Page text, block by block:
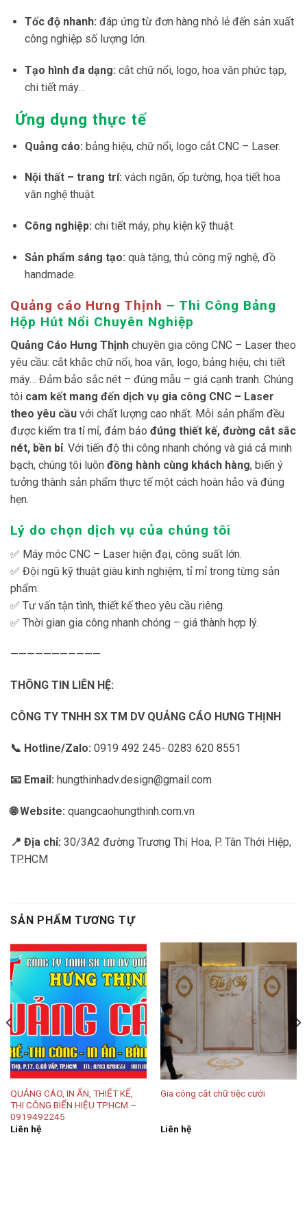
Tốc độ nhanh: đáp ứng từ đơn hàng nhỏ lẻ đến sản xuất
công nghiệp số lượng lớn.
Tạo hình đa dạng: cắt chữ nổi, logo, hoa văn phức tạp,
chi tiết máy…
Ứng dụng thực tế
Quảng cáo: bảng hiệu, chữ nổi, logo cắt CNC – Laser.
Nội thất – trang trí: vách ngăn, ốp tường, họa tiết hoa
văn nghệ thuật.
Công nghiệp: chi tiết máy, phụ kiện kỹ thuật.
Sản phẩm sáng tạo: quà tặng, thủ công mỹ nghệ, đồ
handmade.
Quảng cáo Hưng Thịnh – Thi Công Bảng
Hộp Hút Nổi Chuyên Nghiệp
Quảng Cáo Hưng Thịnh chuyên gia công CNC – Laser theo
yêu cầu: cắt khắc chữ nổi, hoa văn, logo, bảng hiệu, chi tiết
máy… Đảm bảo sắc nét – đúng mẫu – giá cạnh tranh. Chúng
tôi cam kết mang đến dịch vụ gia công CNC – Laser
theo yêu cầu với chất lượng cao nhất. Mỗi sản phẩm đều
được kiểm tra tỉ mỉ, đảm bảo đúng thiết kế, đường cắt sắc
nét, bền bỉ. Với tiến độ thi công nhanh chóng và giá cả minh
bạch, chúng tôi luôn đồng hành cùng khách hàng, biến ý
tưởng thành sản phẩm thực tế một cách hoàn hảo và đúng
hẹn.
Lý do chọn dịch vụ của chúng tôi
✅ Máy móc CNC – Laser hiện đại, công suất lớn.
✅ Đội ngũ kỹ thuật giàu kinh nghiệm, tỉ mỉ trong từng sản
phẩm.
✅ Tư vấn tận tình, thiết kế theo yêu cầu riêng.
✅ Thời gian gia công nhanh chóng – giá thành hợp lý.
———————————
THÔNG TIN LIÊN HỆ:
CÔNG TY TNHH SX TM DV QUẢNG CÁO HƯNG THỊNH
📞 Hotline/Zalo: 0919 492 245- 0283 620 8551
📧 Email: hungthinhadv.design@gmail.com
🌐 Website: quangcaohungthinh.com.vn
📍 Địa chỉ: 30/3A2 đường Trương Thị Hoa, P. Tân Thới Hiệp,
TP.HCM
SẢN PHẨM TƯƠNG TỰ
QUẢNG CÁO, IN ẤN, THIẾT KẾ,
THI CÔNG BIỂN HIỆU TPHCM –
0919492245
Liên hệ
Gia công cắt chữ tiệc cưới
Liên hệ